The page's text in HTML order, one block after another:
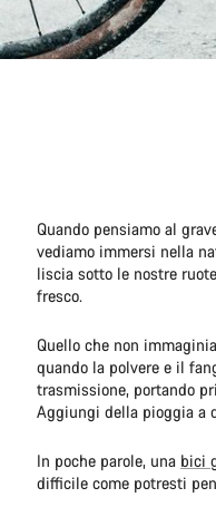
Quando pensiamo al
vediamo immersi nella
liscia sotto le nostre
fresco.
Quello che non
quando la polvere e il
trasmissione, portando
Aggiungi della pioggia a
In poche parole, una bici
difficile come potresti